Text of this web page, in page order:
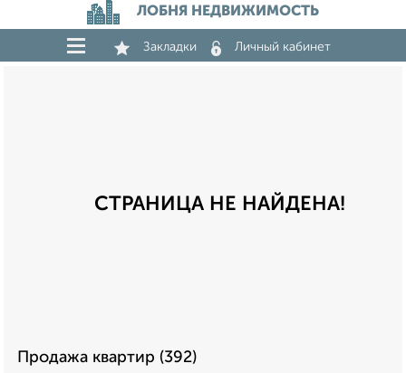
ЛОБНЯ НЕДВИЖИМОСТЬ
Закладки Личный кабинет
СТРАНИЦА НЕ НАЙДЕНА!
Продажа квартир (392)